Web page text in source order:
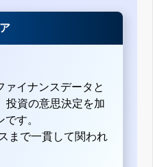
ァイナンスデータと
投資の意思決定を加
す。
まで一貫して関われ